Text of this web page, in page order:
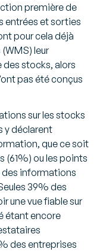
première de
entrées et sorties
pour cela déjà
leur
des stocks, alors
pas été conçus
sur les stocks
y déclarent
que ce soit
(61%) ou les points
des informations
39% des
une vue fiable sur
étant encore
des entreprises